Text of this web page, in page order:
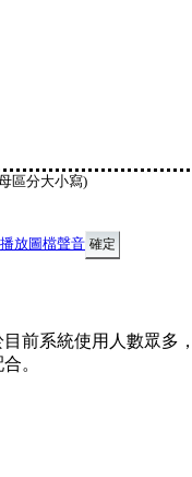
區分大小寫)
播放圖檔聲音
前系統使用人數眾多
。